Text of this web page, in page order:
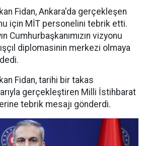
Fidan, Ankara'da gerçekleşen
için MİT personelini tebrik etti.
Cumhurbaşkanımızın vizyonu
diplomasinin merkezi olmaya
Fidan, tarihi bir takas
gerçekleştiren Milli İstihbarat
tebrik mesajı gönderdi.